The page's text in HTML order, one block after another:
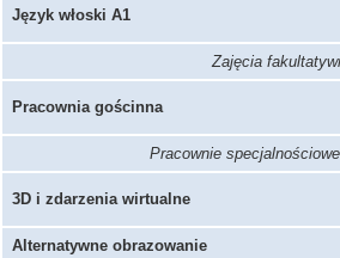
Język włoski A1
Zajęcia
Pracownia gościnna
Pracownie
3D i zdarzenia wirtualne
Alternatywne obrazowanie